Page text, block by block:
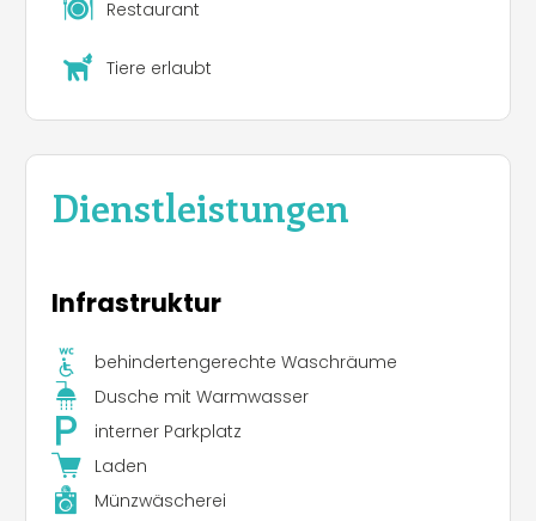
Restaurant
Tiere erlaubt
Dienstleistungen
Infrastruktur
behindertengerechte Waschräume
Dusche mit Warmwasser
interner Parkplatz
Laden
Münzwäscherei